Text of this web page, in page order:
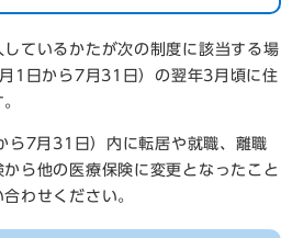
ているかたが次の制度に該当する場
1日から7月31日）の翌年3月頃に住
ら7月31日）内に転居や就職、離職
ら他の医療保険に変更となったこと
わせください。